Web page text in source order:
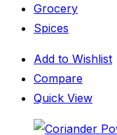
Grocery
Spices
Add to Wishlist
Compare
Quick View